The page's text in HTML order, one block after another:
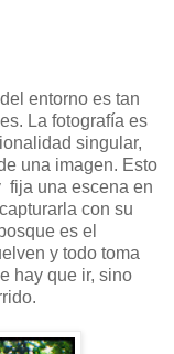
entorno es tan
La fotografía es
singular,
una imagen. Esto
fija una escena en
con su
es el
y todo toma
hay que ir, sino